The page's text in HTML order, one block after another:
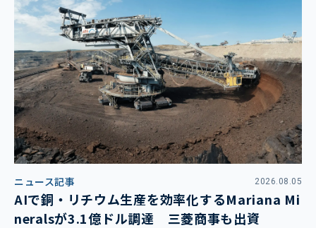
ニュース記事 2026.08.05
AIで銅・リチウム生産を効率化するMariana Mi
neralsが3.1億ドル調達 三菱商事も出資